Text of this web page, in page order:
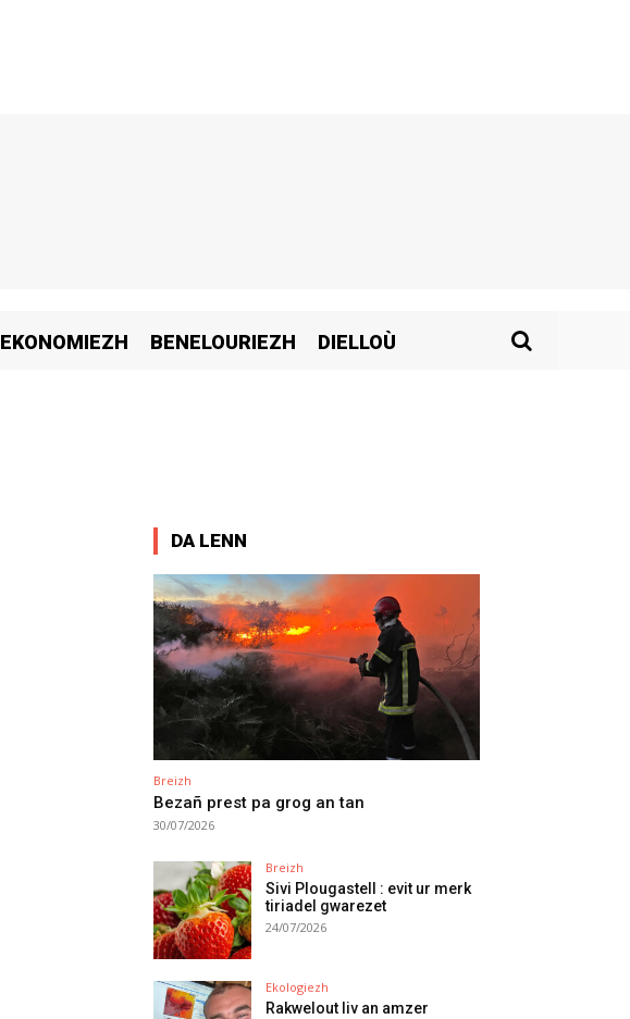
EKONOMIEZH BENELOURIEZH DIELLOÙ
DA LENN
Breizh
Bezañ prest pa grog an tan
30/07/2026
Breizh
Sivi Plougastell : evit ur merk
tiriadel gwarezet
24/07/2026
Ekologiezh
Rakwelout liv an amzer